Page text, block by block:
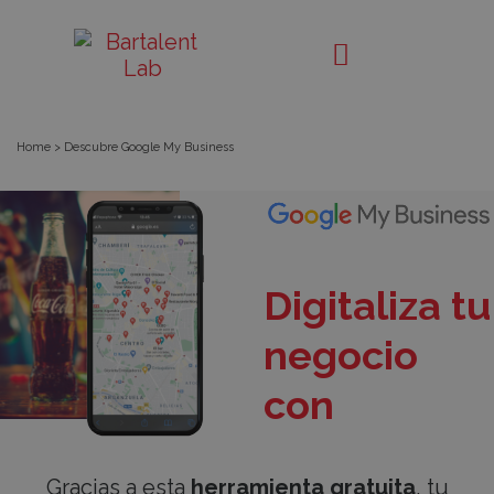
Descubre
Google
My
Business
Bartalent
Lab
Home > Descubre Google My Business
Digitaliza tu
negocio
con
Gracias a esta herramienta gratuita, tu